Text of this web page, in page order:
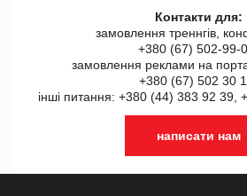
Контакти для:
замовлення треннгів,
+380 (67) 502-99-
замовлення реклами на
+380 (67) 502 30
інші питання: +380 (44) 383 92 39,
написати нам